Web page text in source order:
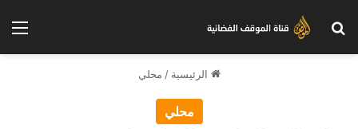
بحث عن
الرئيسية / محلي
محلي